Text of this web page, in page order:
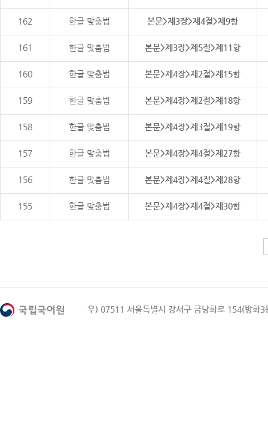
162 한글 맞춤법 본문>제3장>제4절>제9항
161 한글 맞춤법 본문>제3장>제5절>제11항
160 한글 맞춤법 본문>제4장>제2절>제15항
159 한글 맞춤법 본문>제4장>제2절>제18항
158 한글 맞춤법 본문>제4장>제3절>제19항
157 한글 맞춤법 본문>제4장>제4절>제27항
156 한글 맞춤법 본문>제4장>제4절>제28항
155 한글 맞춤법 본문>제4장>제4절>제30항
우) 07511 서울특별시 강서구 금낭화로 154(방화3